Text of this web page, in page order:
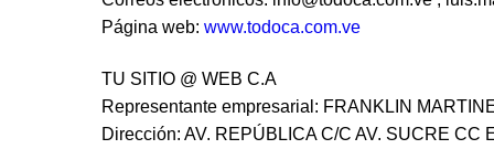
Página web: www.todoca.com.ve
TU SITIO @ WEB C.A
Representante empresarial: FRANKLIN
Dirección: AV. REPÚBLICA C/C AV. SUCRE CC